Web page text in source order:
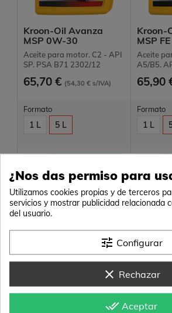
Kroon-Oil Avanza
MSP 0W-30
Aceite para motor. C2 - API
SP. PSA B71 2302/12
65,70 € (54,30 € s/IVA)
Formato
1 L 5 L
Kroon-
MSP
Aceite
A5/B5.
65,90
Formato
1 L
¿Nos das permiso para
Utilizamos cookies propias y de terceros
servicios y mostrar publicidad relacionada
del usuario.
tune Configurar
clear Rechazar
done_all Aceptar